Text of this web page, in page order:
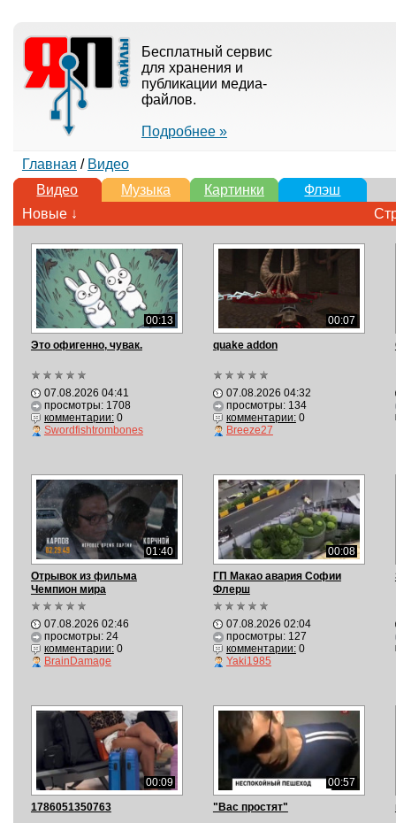
Бесплатный сервис
для хранения и
публикации медиа-
файлов.
Подробнее »
Главная / Видео
Видео
Музыка Картинки
Флэш
Новые ↓
00:13
Это офигенно, чувак.
07.08.2026 04:41
просмотры: 1708
комментарии:0
Swordfishtrombones
00:07
quake addon
07.08.2026 04:32
просмотры: 134
комментарии:0
Breeze27
01:40
Отрывок из фильма
Чемпион мира
07.08.2026 02:46
просмотры: 24
комментарии:0
BrainDamage
00:08
ГП Макао авария Софии
Флерш
07.08.2026 02:04
просмотры: 127
комментарии:0
Yaki1985
00:09
1786051350763
00:57
"Вас простят"